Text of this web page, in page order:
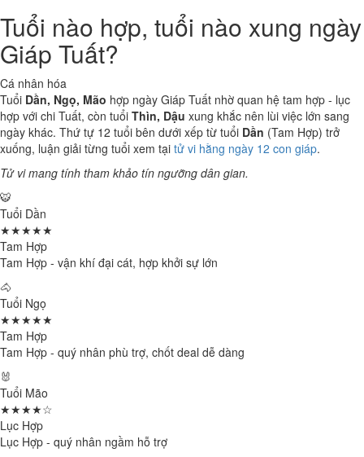
Tuổi nào hợp, tuổi nào xung ngày
Giáp Tuất?
Cá nhân hóa
Tuổi Dần, Ngọ, Mão hợp ngày Giáp Tuất nhờ quan hệ tam hợp - lục
hợp với chi Tuất, còn tuổi Thìn, Dậu xung khắc nên lùi việc lớn sang
ngày khác. Thứ tự 12 tuổi bên dưới xếp từ tuổi Dần (Tam Hợp) trở
xuống, luận giải từng tuổi xem tại tử vi hằng ngày 12 con giáp.
Tử vi mang tính tham khảo tín ngưỡng dân gian.
🐯
Tuổi Dần
★★★★★
Tam Hợp
Tam Hợp - vận khí đại cát, hợp khởi sự lớn
🐴
Tuổi Ngọ
★★★★★
Tam Hợp
Tam Hợp - quý nhân phù trợ, chốt deal dễ dàng
🐰
Tuổi Mão
★★★★☆
Lục Hợp
Lục Hợp - quý nhân ngầm hỗ trợ